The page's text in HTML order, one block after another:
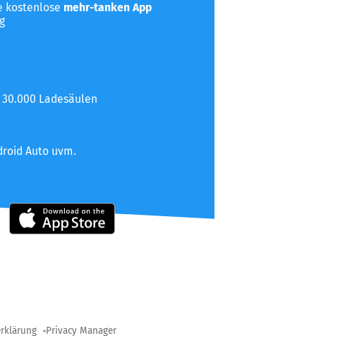
kostenlose mehr-tanken App
Ladesäulen
Auto uvm.
Privacy Manager